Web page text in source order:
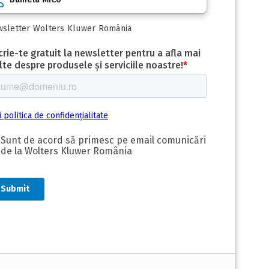
Wolters Kluwer România